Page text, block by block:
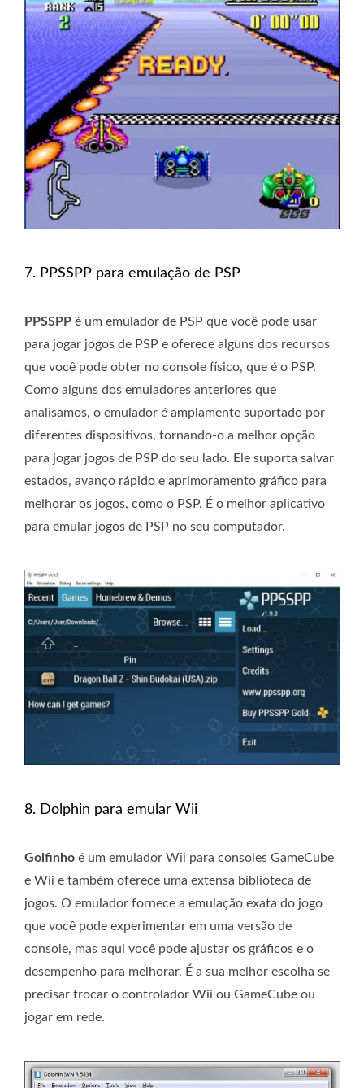
7. PPSSPP para emulação de PSP
PPSSPP é um emulador de PSP que você pode usar
para jogar jogos de PSP e oferece alguns dos recursos
que você pode obter no console físico, que é o PSP.
Como alguns dos emuladores anteriores que
analisamos, o emulador é amplamente suportado por
diferentes dispositivos, tornando-o a melhor opção
para jogar jogos de PSP do seu lado. Ele suporta salvar
estados, avanço rápido e aprimoramento gráfico para
melhorar os jogos, como o PSP. É o melhor aplicativo
para emular jogos de PSP no seu computador.
8. Dolphin para emular Wii
Golfinho é um emulador Wii para consoles GameCube
e Wii e também oferece uma extensa biblioteca de
jogos. O emulador fornece a emulação exata do jogo
que você pode experimentar em uma versão de
console, mas aqui você pode ajustar os gráficos e o
desempenho para melhorar. É a sua melhor escolha se
precisar trocar o controlador Wii ou GameCube ou
jogar em rede.